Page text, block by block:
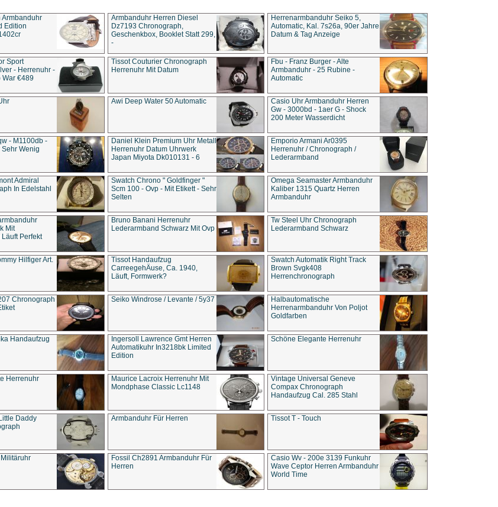
Armbanduhr
Edition
Armbanduhr Herren Diesel
Dz7193 Chro­no­graph,
Geschenkbox, Booklet Statt 299,
-
Herrenarmbanduhr Seiko 5,
Automatic, Kal. 7s26a, 90er Jahre
Datum & Tag Anzeige
Sport
- Herrenuhr -
War €489
Tissot Couturier Chronograph
Herrenuhr Mit Datum
Fbu - Franz Burger - Alte
Armbanduhr - 25 Rubine -
Automatic
Awi Deep Water 50 Automatic
Casio Uhr Armbanduhr Herren
Gw - 3000bd - 1aer G - Shock
200 Meter Wasserdicht
- M1100db -
Wenig
Daniel Klein Premium Uhr Metall
Herrenuhr Datum Uhrwerk
Japan Miyota Dk010131 - 6
Emporio Armani Ar0395
Herrenuhr / Chronograph /
Lederarmband
Admiral
In Edelstahl
Swatch Chrono " Goldfinger "
Scm 100 - Ovp - Mit Etikett - Sehr
Selten
Omega Seamaster Armbanduhr
Kaliber 1315 Quartz Herren
Armbanduhr
Mit
Perfekt
Bruno Banani Herrenuhr
Lederarmband Schwarz Mit Ovp
Tw Steel Uhr Chronograph
Lederarmband Schwarz
Hilfiger Art.
Tissot Handaufzug
CarreegehÄuse, Ca. 1940,
Läuft, Formwerk?
Swatch Automatik Right Track
Brown Svgk408
Herrenchronograph
Chronograph
Seiko Windrose / Levante / 5y37
Halbautomatische
Herrenarmbanduhr Von Poljot
Goldfarben
Handaufzug
Ingersoll Lawrence Gmt Herren
Automatikuhr In3218bk Limited
Edition
Schöne Elegante Herrenuhr
Herrenuhr
Maurice Lacroix Herrenuhr Mit
Mondphase Classic Lc1148
Vintage Universal Geneve
Compax Chronograph
Handaufzug Cal. 285 Stahl
Daddy
Armbanduhr Für Herren Tissot T - Touch
Fossil Ch2891 Armbanduhr Für
Herren
Casio Wv - 200e 3139 Funkuhr
Wave Ceptor Herren Armbanduhr
World Time